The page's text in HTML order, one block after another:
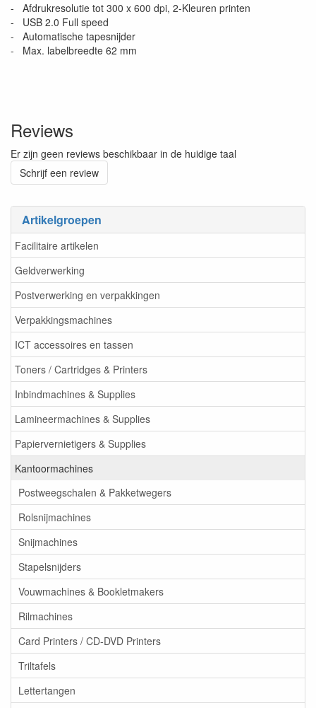
Artikelgroepen
Facilitaire artikelen
Geldverwerking
Postverwerking en verpakkingen
Verpakkingsmachines
ICT accessoires en tassen
Toners / Cartridges & Printers
Inbindmachines & Supplies
Lamineermachines & Supplies
Papiervernietigers & Supplies
Kantoormachines
Postweegschalen & Pakketwegers
Rolsnijmachines
Snijmachines
Stapelsnijders
Vouwmachines & Bookletmakers
Rilmachines
Card Printers / CD-DVD Printers
Triltafels
Lettertangen
- Afdrukresolutie tot 300 x 600 dpi, 2-Kleuren printen
- USB 2.0 Full speed
- Automatische tapesnijder
- Max. labelbreedte 62 mm
Reviews
Er zijn geen reviews beschikbaar in de huidige taal
Schrijf een review